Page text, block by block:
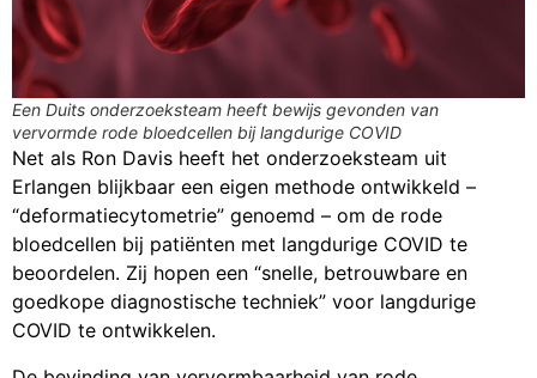
Een Duits onderzoeksteam heeft bewijs gevonden van
vervormde rode bloedcellen bij langdurige COVID
Net als Ron Davis heeft het onderzoeksteam uit
Erlangen blijkbaar een eigen methode ontwikkeld –
“deformatiecytometrie” genoemd – om de rode
bloedcellen bij patiënten met langdurige COVID te
beoordelen. Zij hopen een “snelle, betrouwbare en
goedkope diagnostische techniek” voor langdurige
COVID te ontwikkelen.